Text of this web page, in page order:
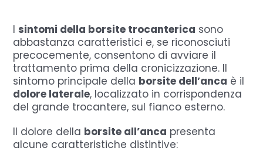
Isintomi della borsite trocanterica sono
abbastanza caratteristici e, se riconosciuti
precocemente, consentono di avviare il
trattamento prima della cronicizzazione. Il
sintomo principale della borsite dell’anca è il
dolore laterale, localizzato in corrispondenza
del grande trocantere, sul fianco esterno.
Il dolore della borsite all’anca presenta
alcune caratteristiche distintive: